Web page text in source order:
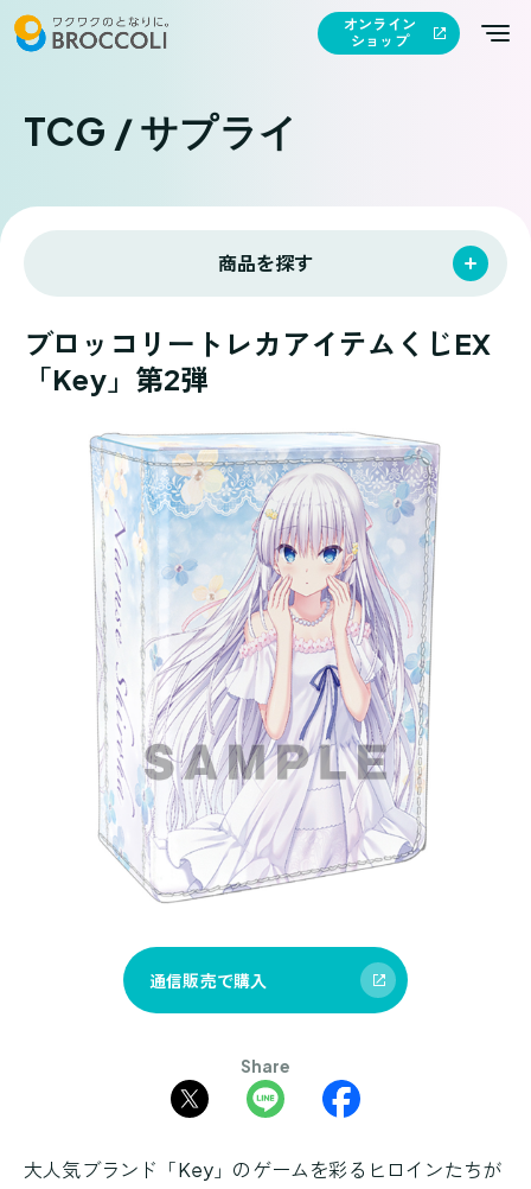
オンライン
ショップ
TCG / サプライ
商品を探す
ブロッコリートレカアイテムくじEX
「Key」第2弾
通信販売で購入
Share
大人気ブランド「Key」のゲームを彩るヒロインたちが